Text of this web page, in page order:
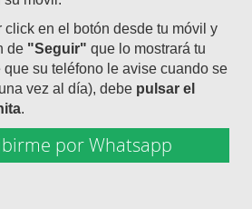
click en el botón desde tu móvil y
de "Seguir" que lo mostrará tu
su teléfono le avise cuando se
vez al día), debe pulsar el
.
por Whatsapp